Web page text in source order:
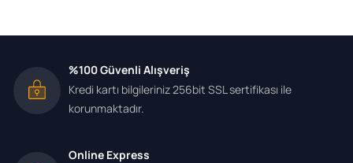
%100 Güvenli Alışveriş
Kredi kartı bilgileriniz 256bit SSL sertifikası ile
korunmaktadır.
Online Express